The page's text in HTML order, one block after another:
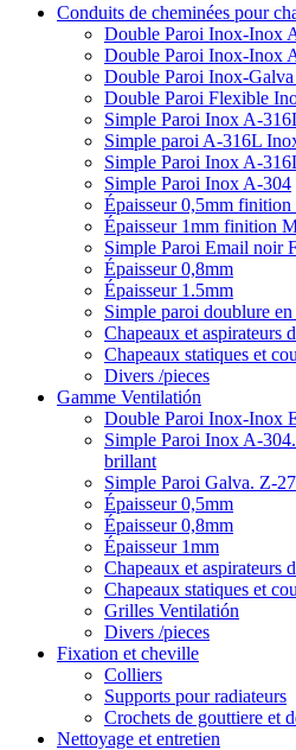
Conduits de cheminées pour
Double Paroi Inox-Inox
Double Paroi Inox-Inox
Double Paroi Inox-
Double Paroi Flexible
Simple Paroi Inox A-
Simple paroi A-316L
Simple Paroi Inox A-
Simple Paroi Inox A-304
Épaisseur 0,5mm
Épaisseur 1mm finition
Simple Paroi Email noir
Épaisseur 0,8mm
Épaisseur 1.5mm
Simple paroi doublure en
Chapeaux et aspirateurs
Chapeaux statiques et
Divers /pieces
Gamme Ventilatión
Double Paroi Inox-Inox
Simple Paroi Inox A-
brillant
Simple Paroi Galva. Z-
Épaisseur 0,5mm
Épaisseur 0,8mm
Épaisseur 1mm
Chapeaux et aspirateurs
Chapeaux statiques et
Grilles Ventilatión
Divers /pieces
Fixation et cheville
Colliers
Supports pour radiateurs
Crochets de gouttiere et
Nettoyage et entretien